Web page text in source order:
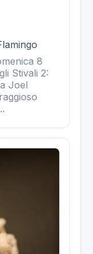
8
Stivali 2:
Joel